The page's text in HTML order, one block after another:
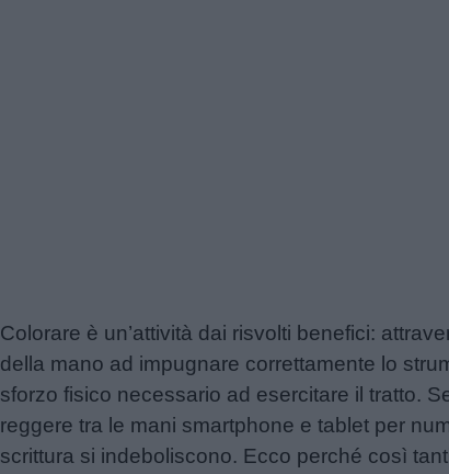
Colorare è un’attività dai risvolti benefici:
della mano ad impugnare correttamente lo
sforzo fisico necessario ad esercitare il tratto.
reggere tra le mani smartphone e tablet per
scrittura si indeboliscono. Ecco perché così